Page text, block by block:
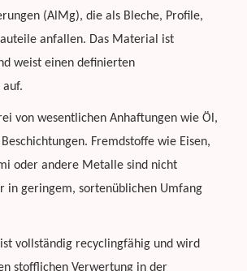
(AlMg), die als Bleche, Profile,
anfallen. Das Material ist
weist einen definierten
von wesentlichen Anhaftungen wie Öl,
Fremdstoffe wie Eisen,
oder andere Metalle sind nicht
in geringem, sortenüblichen Umfang
vollständig recyclingfähig und wird
stofflichen Verwertung in der